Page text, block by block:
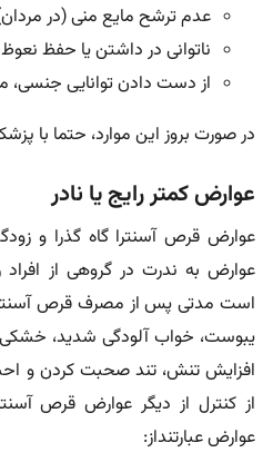
عدم ترشح مایع منی (در
ناتوانی در داشتن یا حفظ نعوظ
از دست دادن توانایی جنسی،
در صورت بروز این موارد، حتما با
عوارض کمتر رایج یا نادر
عوارض قرص آسنترا گاه گذرا و
عوارض به ندرت در گروهی از
است مدتی پس از مصرف قرص
یبوست، خواب آلودگی شدید،
افزایش تنش، تند صحبت کردن و
از کنترل از دیگر عوارض قرص
عوارض عبارتنداز: